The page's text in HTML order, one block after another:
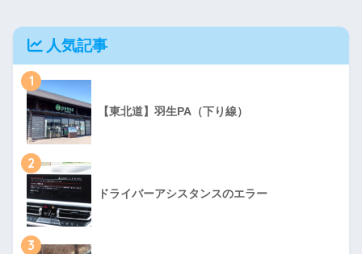
人気記事
1
【東北道】羽生PA（下り線）
2
ドライバーアシスタンスのエラー
3